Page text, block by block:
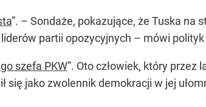
”. – Sondaże, pokazujące, że Tuska na
partii opozycyjnych – mówi polityk
szefa PKW”. Oto człowiek, który przez
się jako zwolennik demokracji w jej